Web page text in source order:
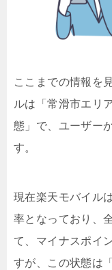
ここまでの情報を
ルは「常滑市エリ
態」で、ユーザー
す。
現在楽天モバイル
率となっており、
て、マイナスポイ
すが、この状態は